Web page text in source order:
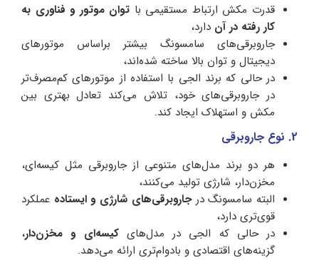
قدرت مکش ارتباط مستقیمی با توان موتور و فناوری به
کار رفته در آن دارد،
جاروبرقی‌های سامسونگ بیشتر براساس موتورهای
دیجیتال و توان بالا ساخته شده‌اند،
در حالی که برند الجی با استفاده از موتورهای کم‌مصرف‌تر
در جاروبرقی‌های خود، تلاش می‌کند تعادل بهتری بین
مکش و استهلاک ایجاد کند.
2. نوع جاروبرقی
هر دو برند مدل‌های متنوعی از جاروبرقی مثل کیسه‌ای،
مخزن‌دار، شارژی تولید می‌کنند،
البته سامسونگ در جاروبرقی‌های شارژی و ایستاده عملکرد
قوی‌تری دارد،
در حالی که الجی در مدل‌هایکیسه‌ای و مخزن‌دار،
گزینه‌های اقتصادی و بادوام‌تری ارائه می‌دهد.